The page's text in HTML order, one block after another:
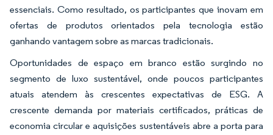
essenciais. Como resultado, os participantes que inovam em
ofertas de produtos orientados pela tecnologia estão
ganhando vantagem sobre as marcas tradicionais.
Oportunidades de espaço em branco estão surgindo no
segmento de luxo sustentável, onde poucos participantes
atuais atendem às crescentes expectativas de ESG. A
crescente demanda por materiais certificados, práticas de
economia circular e aquisições sustentáveis abre a porta para